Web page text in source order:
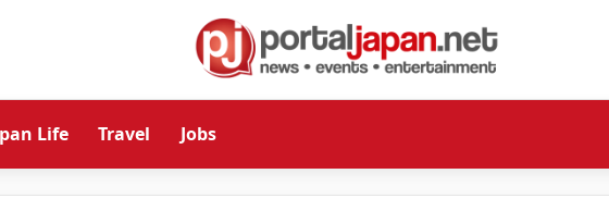
Life Travel Jobs